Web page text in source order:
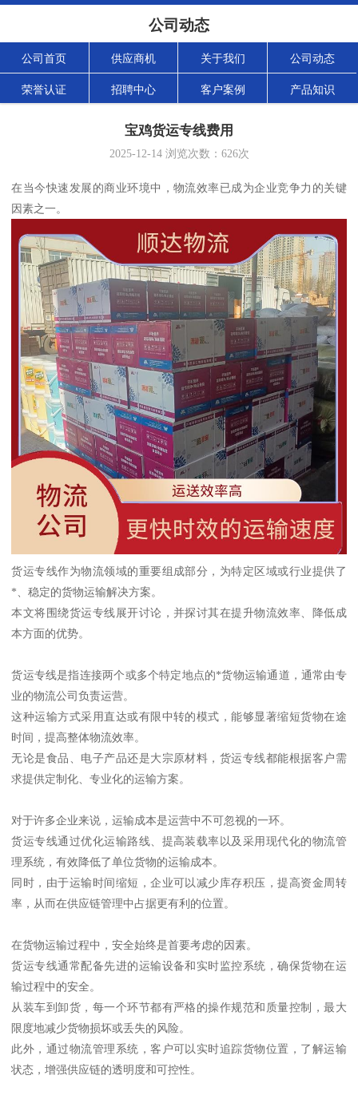
公司动态
公司首页 供应商机 关于我们 公司动态
荣誉认证 招聘中心 客户案例 产品知识
宝鸡货运专线费用
2025-12-14浏览次数： 626次
在当今快速发展的商业环境中，物流效率已成为企业竞争力的关键
因素之一。
货运专线作为物流领域的重要组成部分，为特定区域或行业提供了
*、稳定的货物运输解决方案。
本文将围绕货运专线展开讨论，并探讨其在提升物流效率、降低成
本方面的优势。
货运专线是指连接两个或多个特定地点的*货物运输通道，通常由专
业的物流公司负责运营。
这种运输方式采用直达或有限中转的模式，能够显著缩短货物在途
时间，提高整体物流效率。
无论是食品、电子产品还是大宗原材料，货运专线都能根据客户需
求提供定制化、专业化的运输方案。
对于许多企业来说，运输成本是运营中不可忽视的一环。
货运专线通过优化运输路线、提高装载率以及采用现代化的物流管
理系统，有效降低了单位货物的运输成本。
同时，由于运输时间缩短，企业可以减少库存积压，提高资金周转
率，从而在供应链管理中占据更有利的位置。
在货物运输过程中，安全始终是首要考虑的因素。
货运专线通常配备先进的运输设备和实时监控系统，确保货物在运
输过程中的安全。
从装车到卸货，每一个环节都有严格的操作规范和质量控制，最大
限度地减少货物损坏或丢失的风险。
此外，通过物流管理系统，客户可以实时追踪货物位置，了解运输
状态，增强供应链的透明度和可控性。